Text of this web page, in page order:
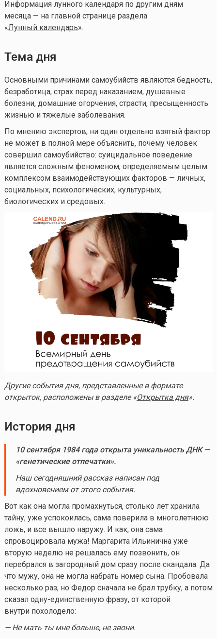
Информация лунного календаря по другим дням
месяца — на главной странице раздела
«Лунный календарь».
Тема дня
Основными причинами самоубийств являются бедность,
безработица, страх перед наказанием, душевные
болезни, домашние огорчения, страсти, пресыщенность
жизнью и тяжелые заболевания.
По мнению экспертов, ни один отдельно взятый фактор
не может в полной мере объяснить, почему человек
совершил самоубийство: суицидальное поведение
является сложным феноменом, определяемым целым
комплексом взаимодействующих факторов — личных,
социальных, психологических, культурных,
биологических и средовых.
Другие события дня, представленные в формате
открыток, расположены в разделе «Открытка дня».
История дня
10 сентября 1984 года открыта уникальность ДНК —
«генетические отпечатки».
Наш сегодняшний рассказ написан под
вдохновением от этого события.
Вот как она могла промахнуться, столько лет хранила
тайну, уже успокоилась, сама поверила в многолетнюю
ложь, и все вышло наружу. И как, она сама
спровоцировала мужа! Маргарита Ильинична уже
вторую неделю не решалась ему позвонить, он
перебрался в загородный дом сразу после скандала. Да
что мужу, она не могла набрать номер сына. Пробовала
несколько раз, но Федор сначала не брал трубку, а потом
сказал одну-единственную фразу, от которой
внутри похолодело:
— Не мать ты мне больше, не звони.